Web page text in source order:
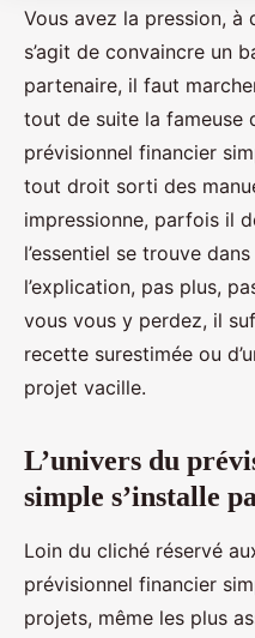
Vous avez la pression, à
s’agit de convaincre un
partenaire, il faut
tout de suite la fameuse
prévisionnel financier
tout droit sorti des
impressionne, parfois il
l’essentiel se trouve
l’explication, pas plus,
vous vous y perdez, il
recette surestimée ou
projet vacille.
L’univers du
simple s’installe
Loin du cliché réservé
prévisionnel financier
projets, même les plus